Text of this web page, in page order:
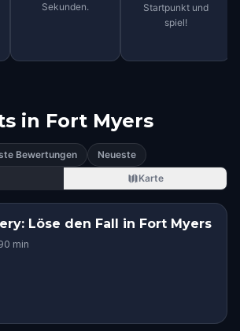
Sekunden.
Startpunkt und
spiel!
in Fort Myers
Bewertungen
Neueste
Karte
Löse den Fall in Fort Myers
min